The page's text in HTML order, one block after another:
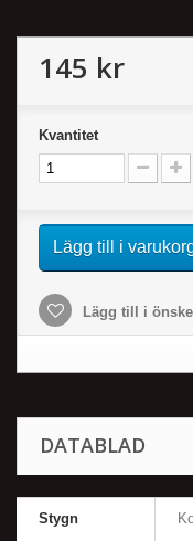
145 kr
Kvantitet
Lägg till i
Lägg till i
DATABLAD
Stygn